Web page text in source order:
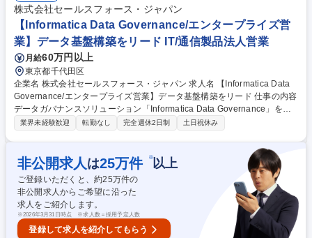
像の実現を後押しします。 製品販売に留まらず、顧客の成功を実現するパ
ートナーとして伴走しながら、新規契約獲得、アップセル・クロスセル提
案、契約締結までのクロージングを担います。 募集職種 【福岡Account E
xecutive（GB）】経営層へ企業変革を提案
株式会社セールスフォース・ジャパン
【Informatica Data Governance/エンタープライズ営
業】データ基盤構築をリード IT/通信製品法人営業
月給60万円以上
東京都千代田区
企業名 株式会社セールスフォース・ジャパン 求人名 【Informatica Data
Governance/エンタープライズ営業】データ基盤構築をリード 仕事の内容
データガバナンスソリューション「Informatica Data Governance」を担
当するAccount Executive（AE）として、企業アカウント営業と連携しな
ンスやデータ品質に関する課題を把握し、技術的な要件をビジネス価値へ
変換した提案を実施。経営層に対してデータ活用がもたらす事業価値を伝
え、最適なソリューションを提案します。また担当製品の売上目標やパイ
プライン創出を担うとともに、お客様とのユースケース整理や提案活動を
推進。営業・プリセールス等社内の関係部門と連携しながら、データガバ
ナンスのベストプラクティスを活用し、企業のデータ戦略を支援します。
募集職種 【Informatica Data Governance/エンタープライズ営業】データ
基盤構築をリード
業界未経験歓迎 転勤なし 完全週休2日制 土日祝休み
非公開求人 は25万件 ※以上
ご登録いただくと、約25万件の
非公開求人からご希望に沿った
求人をご紹介します。
※2026年3月31日時点 ※求人数＝採用予定人数
登録して求人を紹介してもらう